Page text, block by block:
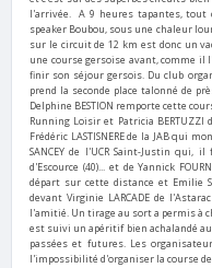
l'arrivée. A 9 heures tapantes, tout
speaker Boubou, sous une chaleur
sur le circuit de 12 km est donc un
une course gersoise avant, comme
finir son séjour gersois. Du club
prend la seconde place talonné de
Delphine BESTION remporte cette
Running Loisir et Patricia BERTUZZI
Frédéric LASTISNERE de la JAB qui
SANCEY de l'UCR Saint-Justin
d'Escource (40)... et de Yannick
départ sur cette distance et Emilie
devant Virginie LARCADE de
l'amitié. Un tirage au sort a permis à
est suivi un apéritif bien achalandé
passées et futures. Les
l'impossibilité d'organiser la course